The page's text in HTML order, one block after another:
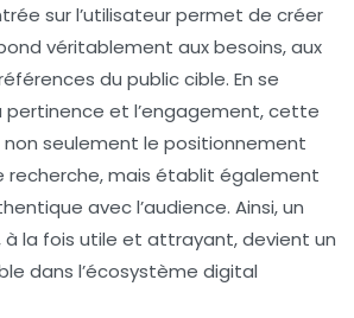
sur l’utilisateurpermet de créer
véritablement aux besoins, aux
du public cible. En se
pertinence et l’engagement, cette
seulement le positionnement
recherche, mais établit également
avec l’audience. Ainsi, un
la fois utile et attrayant, devient un
dans l’écosystème digital